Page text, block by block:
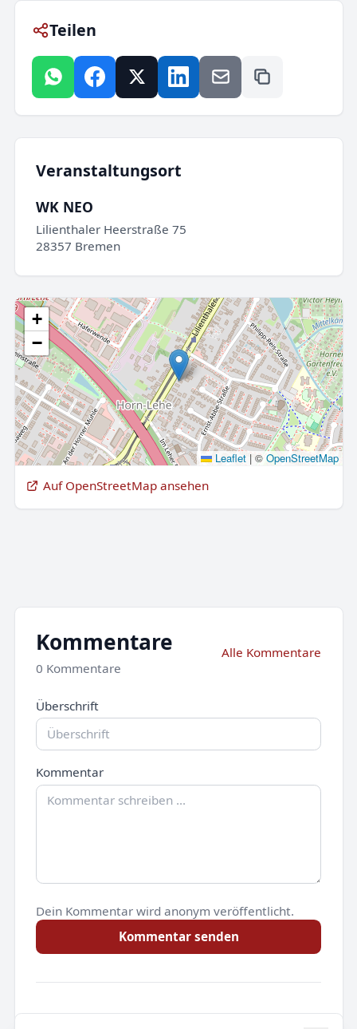
Teilen
Veranstaltungsort
WK NEO
Lilienthaler Heerstraße 75
28357 Bremen
+
−
Leaflet |©OpenStreetMap
Auf OpenStreetMap ansehen
Kommentare
0 Kommentare
Alle Kommentare
Überschrift
Kommentar
Dein Kommentar wird anonym veröffentlicht.
Kommentar senden
Noch keine Kommentare.